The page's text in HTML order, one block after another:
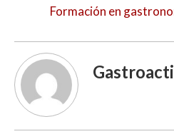
Formación en